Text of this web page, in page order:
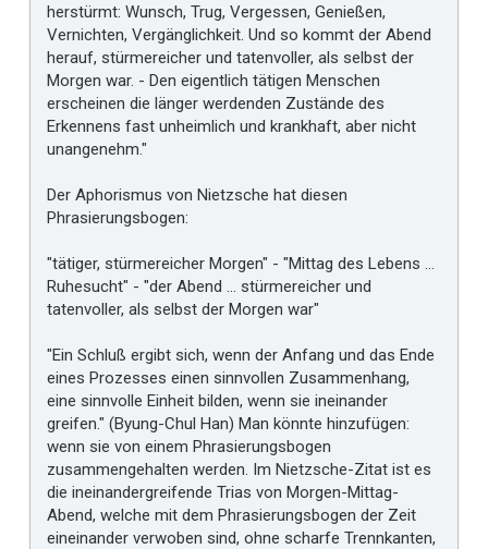
herstürmt: Wunsch, Trug, Vergessen, Genießen,
Vernichten, Vergänglichkeit. Und so kommt der Abend
herauf, stürmereicher und tatenvoller, als selbst der
Morgen war. - Den eigentlich tätigen Menschen
erscheinen die länger werdenden Zustände des
Erkennens fast unheimlich und krankhaft, aber nicht
unangenehm."
Der Aphorismus von Nietzsche hat diesen
Phrasierungsbogen:
"tätiger, stürmereicher Morgen" - "Mittag des Lebens ...
Ruhesucht" - "der Abend ... stürmereicher und
tatenvoller, als selbst der Morgen war"
"Ein Schluß ergibt sich, wenn der Anfang und das Ende
eines Prozesses einen sinnvollen Zusammenhang,
eine sinnvolle Einheit bilden, wenn sie ineinander
greifen." (Byung-Chul Han) Man könnte hinzufügen:
wenn sie von einem Phrasierungsbogen
zusammengehalten werden. Im Nietzsche-Zitat ist es
die ineinandergreifende Trias von Morgen-Mittag-
Abend, welche mit dem Phrasierungsbogen der Zeit
eineinander verwoben sind, ohne scharfe Trennkanten,